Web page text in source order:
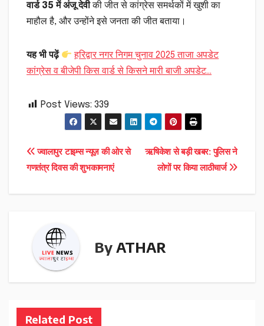
वार्ड 35 में अंजू देवीकी जीत से कांग्रेस समर्थकों में खुशी का
माहौल है, और उन्होंने इसे जनता की जीत बताया।
यह भी पढ़ें
हरिद्वार नगर निगम चुनाव 2025 ताजा अपडेट
कांग्रेस व बीजेपी किस वार्ड से किसने मारी बाजी अपडेट…
Post Views: 339
Post
navigation
ऋषिकेश से बड़ी खबर: पुलिस ने
लोगों पर किया लाठीचार्ज
ज्वालापुर टाइम्स न्यूज़ की ओर से
गणतंत्र दिवस की शुभकामनाएं
By ATHAR
Related Post